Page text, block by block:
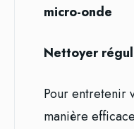
micro-onde
Nettoyer
Pour entretenir
manière